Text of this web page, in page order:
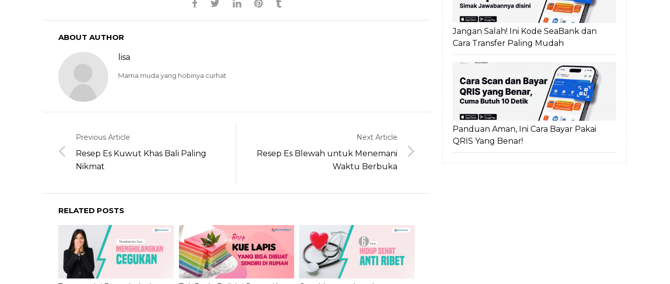
ABOUT AUTHOR
lisa
Mama muda yang hobinya curhat
Previous Article
Resep Es Kuwut Khas Bali Paling
Nikmat
Next Article
Resep Es Blewah untuk Menemani
Waktu Berbuka
RELATED POSTS
Jangan Salah! Ini Kode SeaBank dan
Cara Transfer Paling Mudah
Panduan Aman, Ini Cara Bayar Pakai
QRIS Yang Benar!